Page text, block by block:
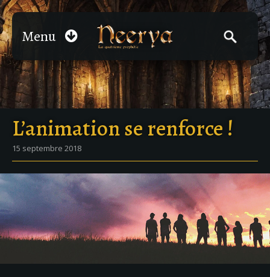
Menu
L’animation se renforce !
15 septembre 2018